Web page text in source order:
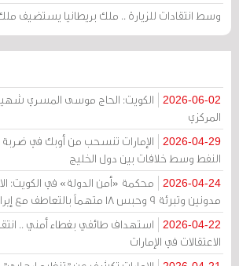
وسط انتقادات للزيارة .. ملك بريطانيا يستضيف
2026-06-02
الكويت: الحاج موسى المسري
المركزي
2026-04-29
الإمارات تنسحب من أوبك في
النفط وسط خلافات بين دول الخليج
2026-04-24
مدونين وتبرئة 9 وحبس 18 متهماً بالتعاطف مع إيران
2026-04-22
استهداف طائفي بغطاء أمني ..
الاعتقالات في الإمارات